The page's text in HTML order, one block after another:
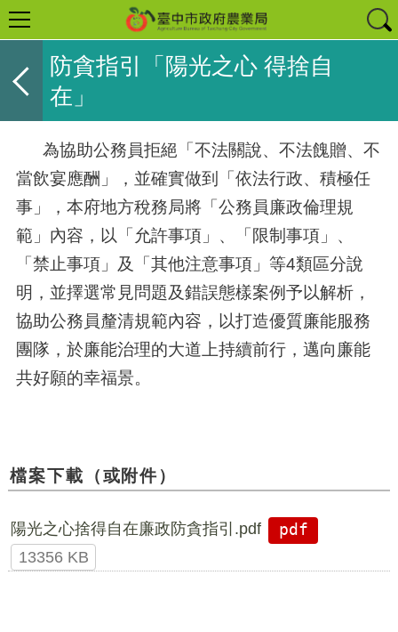
防貪指引「陽光之心 得捨自
在」
為協助公務員拒絕「不法關說、不法餽贈、不
當飲宴應酬」，並確實做到「依法行政、積極任
事」，本府地方稅務局將「公務員廉政倫理規
範」內容，以「允許事項」、「限制事項」、
「禁止事項」及「其他注意事項」等4類區分說
明，並擇選常見問題及錯誤態樣案例予以解析，
協助公務員釐清規範內容，以打造優質廉能服務
團隊，於廉能治理的大道上持續前行，邁向廉能
共好願的幸福景。
檔案下載（或附件）
陽光之心捨得自在廉政防貪指引.pdf
pdf
13356 KB